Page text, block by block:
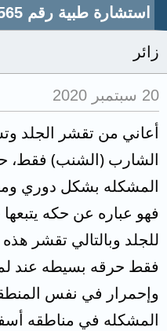
استشارة طبية رقم 12565
زائر
20 سبتمبر 2020
أعاني من تقشر الجلد
الشارب (الشنب)
المشكله بشكل دوري
فهو عباره عن حكه
للجلد وبالتالي تقشر
فقط حرقه بسيطه عند
وإحمرار في نفس
المشكله في مناطقه